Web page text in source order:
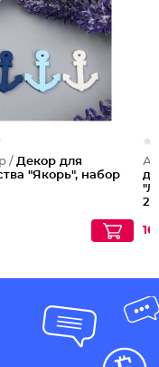
/ Декор для
"Якорь", набор